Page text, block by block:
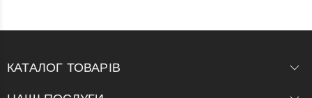
КАТАЛОГ ТОВАРІВ